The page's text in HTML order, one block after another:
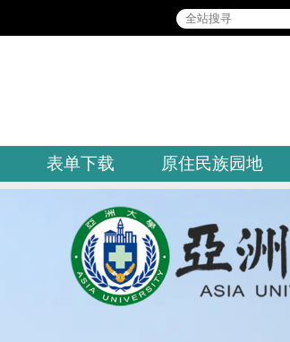
表单下载 原住民族园地